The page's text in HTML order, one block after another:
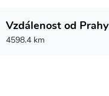
Vzdálenost od Prahy
4598.4 km